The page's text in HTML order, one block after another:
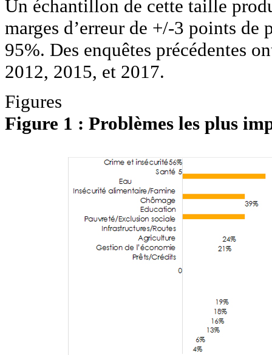
Un échantillon de cette taille
marges d’erreur de +/-3 points de
95%. Des enquêtes précédentes
2012, 2015, et 2017.
Figures
Figure 1 : Problèmes les plus